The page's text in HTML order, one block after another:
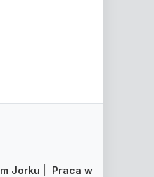
Jorku
Praca w